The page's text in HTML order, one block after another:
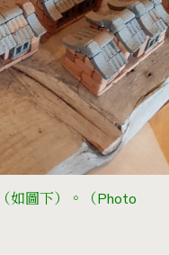
如圖下）。（Photo